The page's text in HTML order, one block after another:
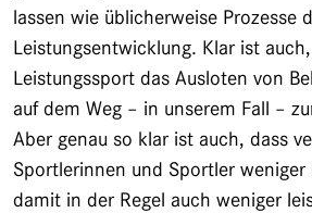
lassen wie üblicherweise Prozesse
Leistungsentwicklung. Klar ist
Leistungssport das Ausloten von
auf dem Weg – in unserem Fall –
Aber genau so klar ist auch, dass
Sportlerinnen und Sportler
damit in der Regel auch weniger